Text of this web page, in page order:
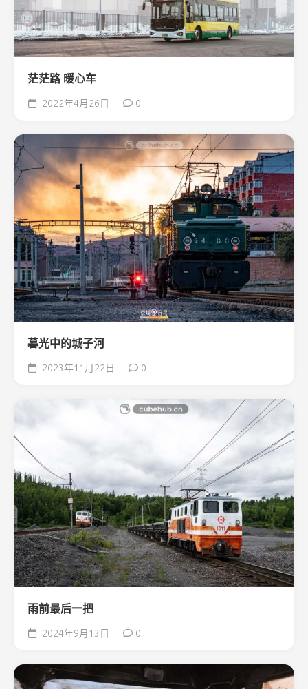
茫茫路 暖心车
2022年4月26日 0
暮光中的城子河
2023年11月22日 0
雨前最后一把
2024年9月13日 0